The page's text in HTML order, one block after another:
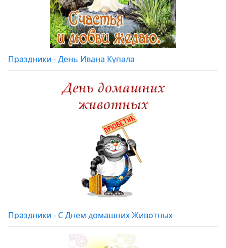
Праздники - День Ивана Купала
Праздники - С Днем домашних Животных